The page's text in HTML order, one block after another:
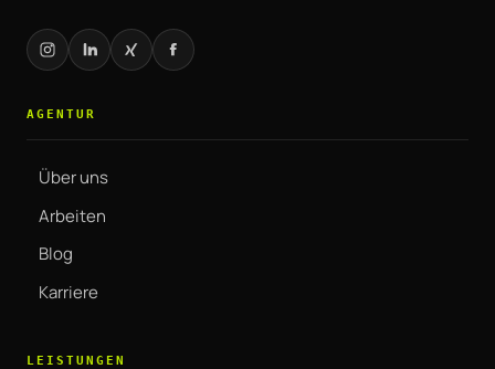
AGENTUR
Über uns
Arbeiten
Blog
Karriere
LEISTUNGEN